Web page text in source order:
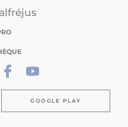
GOOGLE PLAY